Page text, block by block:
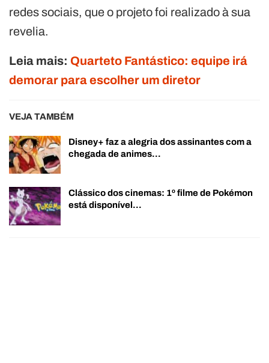
redes sociais, que o projeto foi realizado à sua
revelia.
Leia mais: Quarteto Fantástico: equipe irá
demorar para escolher um diretor
VEJA TAMBÉM
Disney+ faz a alegria dos assinantes com a
chegada de animes…
Clássico dos cinemas: 1º filme de Pokémon
está disponível…